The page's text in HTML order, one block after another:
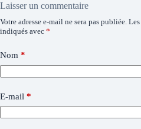
Laisser un commentaire
Votre adresse e-mail ne sera pas publiée.
indiqués avec *
Nom *
E-mail *